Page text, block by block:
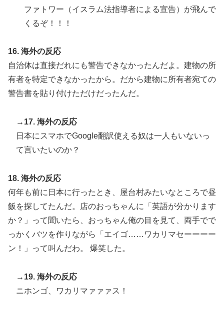
ファトワー（イスラム法指導者による宣告）が飛んで
くるぞ！！！
16. 海外の反応
自治体は直接だれにも警告できなかったんだよ。建物の所
有者を特定できなかったから。だから建物に所有者宛ての
警告書を貼り付けただけだったんだ。
→17. 海外の反応
日本にスマホでGoogle翻訳使える奴は一人もいないっ
て言いたいのか？
18. 海外の反応
何年も前に日本に行ったとき、屋台村みたいなところで昼
飯を探してたんだ。店のおっちゃんに「英語が分かります
か？」って聞いたら、おっちゃん俺の目を見て、両手でで
っかくバツを作りながら「エイゴ……ワカリマセーーーー
ン！」って叫んだわ。 爆笑した。
→19. 海外の反応
ニホンゴ、ワカリマァァァス！